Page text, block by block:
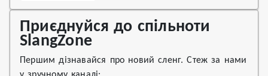
Приєднуйся до спільноти
SlangZone
Першим дізнавайся про новий сленг. Стеж за нами